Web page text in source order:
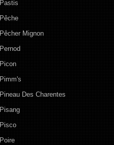
Pastis
Pêche
Pêcher Mignon
Pernod
Picon
Pimm's
Pineau Des Charentes
Pisang
Pisco
Poire